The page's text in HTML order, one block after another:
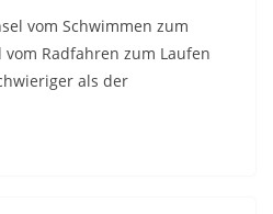
vom Schwimmen zum
vom Radfahren zum Laufen
als der